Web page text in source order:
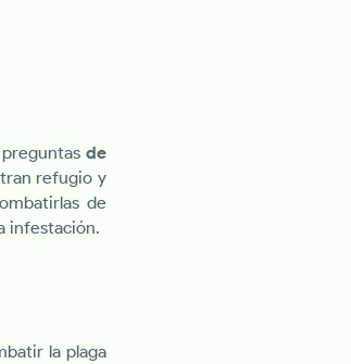
de
refugio y
de
infestación.
la plaga